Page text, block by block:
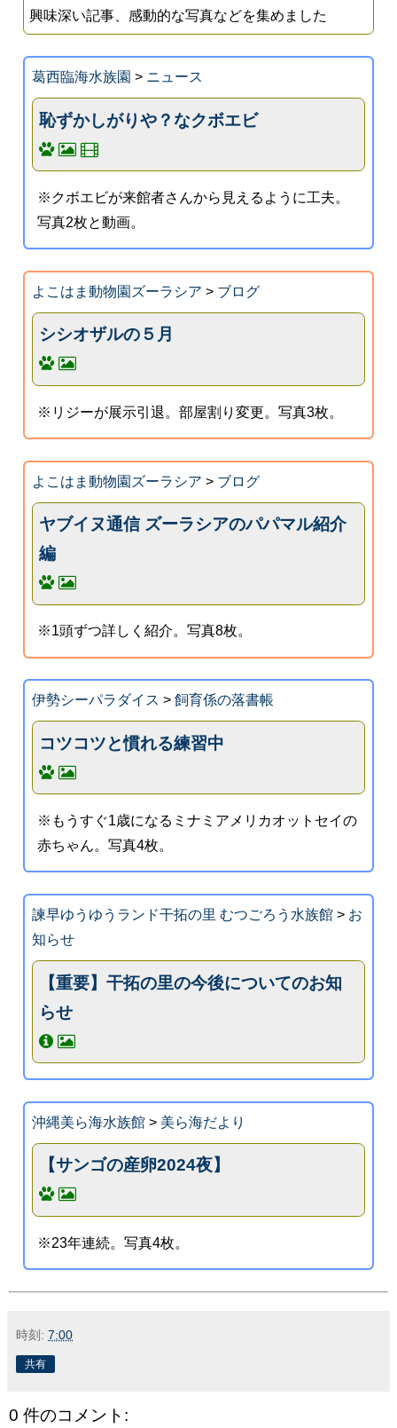
興味深い記事、感動的な写真などを集めました
葛西臨海水族園 > ニュース
恥ずかしがりや？なクボエビ
※クボエビが来館者さんから見えるように工夫。
写真2枚と動画。
よこはま動物園ズーラシア > ブログ
シシオザルの５月
※リジーが展示引退。部屋割り変更。写真3枚。
よこはま動物園ズーラシア > ブログ
ヤブイヌ通信 ズーラシアのパパマル紹介
編
※1頭ずつ詳しく紹介。写真8枚。
伊勢シーパラダイス > 飼育係の落書帳
コツコツと慣れる練習中
※もうすぐ1歳になるミナミアメリカオットセイの
赤ちゃん。写真4枚。
諫早ゆうゆうランド干拓の里 むつごろう水族館> お
知らせ
【重要】干拓の里の今後についてのお知
らせ
沖縄美ら海水族館> 美ら海だより
【サンゴの産卵2024夜】
※23年連続。写真4枚。
時刻: 7:00
共有
0 件のコメント: